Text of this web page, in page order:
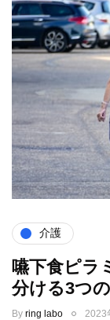
介護
嚥下食ピ
分ける3つ
By ring labo 2023